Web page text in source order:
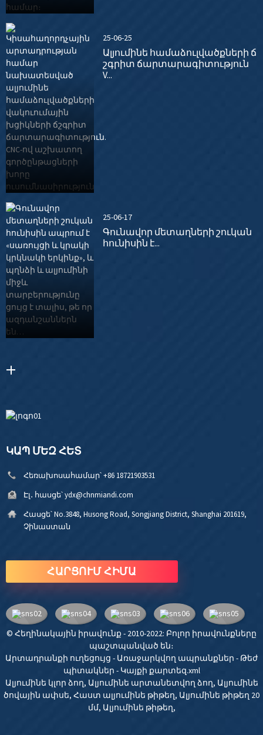
25-06-25
Ալյումինե համաձուլվածքների ճ
շգրիտ ճարտարագիտություն
V...
25-06-17
Գունավոր մետաղների շուկան
հունիսին է...
ԿԱՊ ՄԵԶ ՀԵՏ
Հեռախոսահամար՝+86 18721903531
Էլ․ հասցե՝ydx@chnmiandi.com
Հասցե՝No.3848, Husong Road, Songjiang District, Shanghai 201619,
Չինաստան
ՀԱՐՑՈՒՄ ՀԻՄԱ
© Հեղինակային իրավունք - 2010-2022: Բոլոր իրավունքները
պաշտպանված են։
Արտադրանքի ուղեցույց - Առաջարկվող ապրանքներ - Թեժ
պիտակներ - Կայքի քարտեզ.xml
Ալյումինե կլոր ձող, Ալյումինե արտանետվող ձող, Ալյումինե
ծովային ափսե, Հաստ ալյումինե թիթեղ, Ալյումինե թիթեղ 20
մմ, Ալյումինե թիթեղ,